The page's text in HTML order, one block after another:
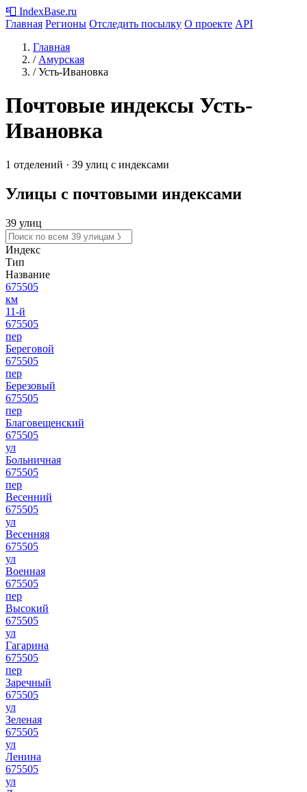
📮 IndexBase.ru
Главная Регионы Отследить посылку О проекте API
Главная
/ Амурская
/ Усть-Ивановка
Почтовые индексы Усть-
Ивановка
1 отделений · 39 улиц с индексами
Улицы с почтовыми индексами
39 улиц
Индекс
Тип
Название
675505
км
11-й
675505
пер
Береговой
675505
пер
Березовый
675505
пер
Благовещенский
675505
ул
Больничная
675505
пер
Весенний
675505
ул
Весенняя
675505
ул
Военная
675505
пер
Высокий
675505
ул
Гагарина
675505
пер
Заречный
675505
ул
Зеленая
675505
ул
Ленина
675505
ул